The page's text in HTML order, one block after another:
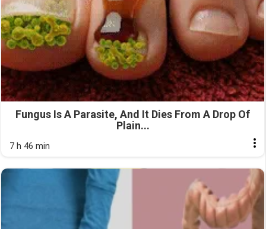
Fungus Is A Parasite, And It Dies From A Drop Of
Plain...
7 h 46 min